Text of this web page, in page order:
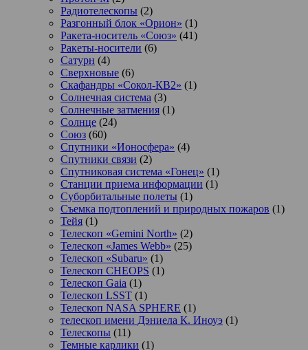
Радиотелескопы (2)
Разгонный блок «Орион» (1)
Ракета-носитель «Союз» (41)
Ракеты-носители (6)
Сатурн (4)
Сверхновые (6)
Скафандры «Сокол-КВ2» (1)
Солнечная система (3)
Солнечные затмения (1)
Солнце (24)
Союз (60)
Спутники «Ионосфера» (4)
Спутники связи (2)
Спутниковая система «Гонец» (1)
Станции приема информации (1)
Суборбитальные полеты (1)
Съемка подтоплений и природных пожаров (1)
Тейя (1)
Телескоп «Gemini North» (2)
Телескоп «James Webb» (25)
Телескоп «Subaru» (1)
Телескоп CHEOPS (1)
Телескоп Gaia (1)
Телескоп LSST (1)
Телескоп NASA SPHERE (1)
телескоп имени Дэниела К. Иноуэ (1)
Телескопы (11)
Темные карлики (1)